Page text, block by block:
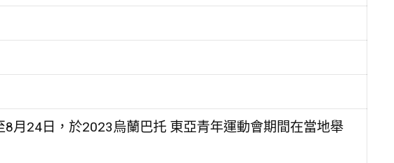
月24日，於2023烏蘭巴托 東亞青年運動會期間在當地舉